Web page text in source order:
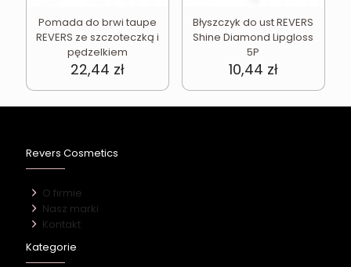
Pomada do brwi taupe
REVERS ze szczoteczką i
pędzelkiem
22,44 zł
Błyszczyk do ust REVERS
Shine Diamond Lipgloss
5P
10,44 zł
Revers Cosmetics
O firmie
Nasz marki
Kontakt
Kategorie